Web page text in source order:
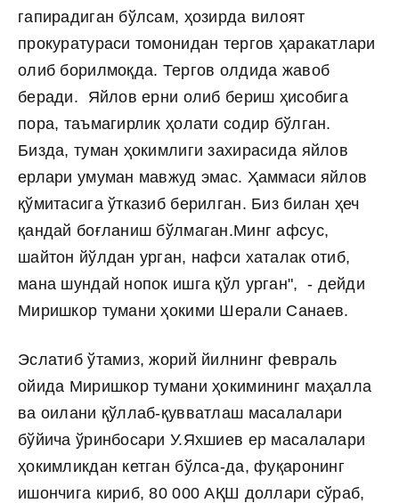
гапирадиган бўлсам, ҳозирда вилоят
прокуратураси томонидан тергов ҳаракатлари
олиб борилмоқда. Тергов олдида жавоб
беради. Яйлов ерни олиб бериш ҳисобига
пора, таъмагирлик ҳолати содир бўлган.
Бизда, туман ҳокимлиги захирасида яйлов
ерлари умуман мавжуд эмас. Ҳаммаси яйлов
қўмитасига ўтказиб берилган. Биз билан ҳеч
қандай боғланиш бўлмаган.Минг афсус,
шайтон йўлдан урган, нафси хаталак отиб,
мана шундай нопок ишга қўл урган", - дейди
Миришкор тумани ҳокими Шерали Санаев.
Эслатиб ўтамиз, жорий йилнинг февраль
ойида Миришкор тумани ҳокимининг маҳалла
ва оилани қўллаб-қувватлаш масалалари
бўйича ўринбосари У.Яхшиев ер масалалари
ҳокимликдан кетган бўлса-да, фуқаронинг
ишончига кириб, 80 000 АҚШ доллари сўраб,